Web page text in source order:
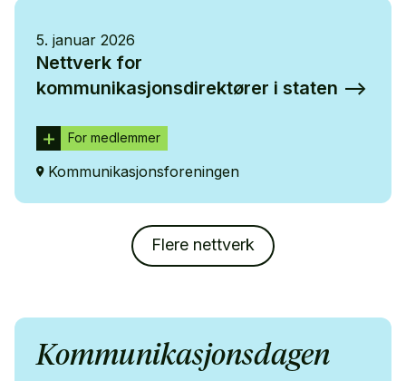
5. januar 2026
Nettverk for
kommunikasjonsdirektører i staten
For medlemmer
Kommunikasjonsforeningen
Flere nettverk
Kommunikasjonsdagen